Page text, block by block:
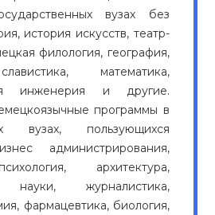
вузах без
история искусств, театр-
филология, география,
математика,
инженерия и другие.
программы в
вузах, пользующихся
администрирования,
архитектура,
науки, журналистика,
фармацевтика, биология,